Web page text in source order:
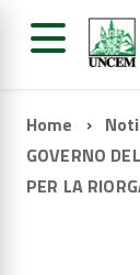
Home
GOVERNO
PER LA